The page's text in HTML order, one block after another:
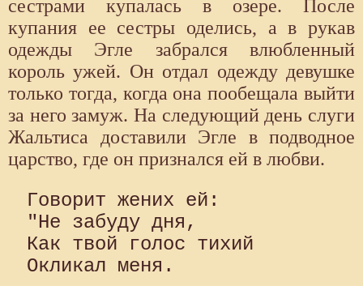
сестрами купалась в озере. После
купания ее сестры оделись, а в рукав
одежды Эгле забрался влюбленный
король ужей. Он отдал одежду девушке
только тогда, когда она пообещала выйти
за него замуж. На следующий день слуги
Жальтиса доставили Эгле в подводное
царство, где он признался ей в любви.
Говорит жених ей:
"Не забуду дня,
Как твой голос тихий
Окликал меня.